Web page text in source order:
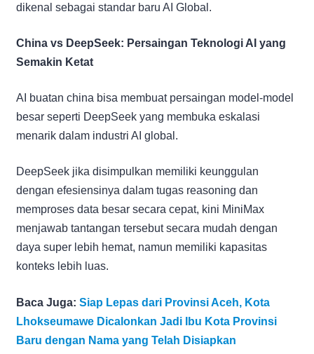
dikenal sebagai standar baru AI Global.
China vs DeepSeek: Persaingan Teknologi AI yang
Semakin Ketat
AI buatan china bisa membuat persaingan model-model
besar seperti DeepSeek yang membuka eskalasi
menarik dalam industri AI global.
DeepSeek jika disimpulkan memiliki keunggulan
dengan efesiensinya dalam tugas reasoning dan
memproses data besar secara cepat, kini MiniMax
menjawab tantangan tersebut secara mudah dengan
daya super lebih hemat, namun memiliki kapasitas
konteks lebih luas.
Baca Juga: Siap Lepas dari Provinsi Aceh, Kota
Lhokseumawe Dicalonkan Jadi Ibu Kota Provinsi
Baru dengan Nama yang Telah Disiapkan